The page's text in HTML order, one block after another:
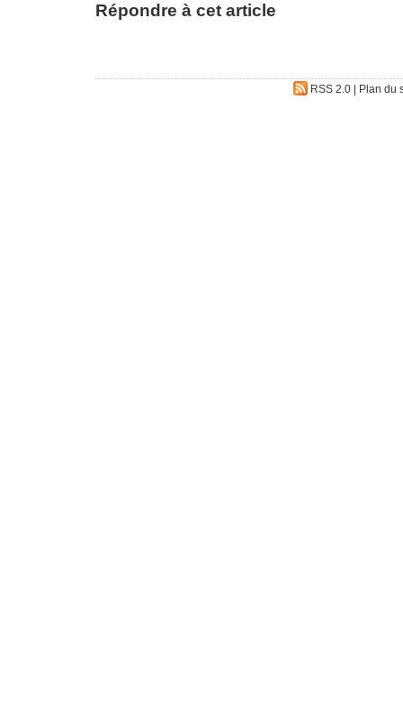
Répondre à cet article
RSS 2.0| Plan du